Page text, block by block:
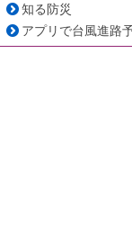
知る防災
アプリで台風進路